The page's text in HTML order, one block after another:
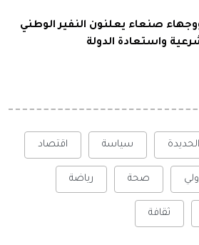
صنعاء يعلنون النفير الوطني
واستعادة الدولة
الحديدة سياسة اقتصاد
صحة رياضة
ثقافة